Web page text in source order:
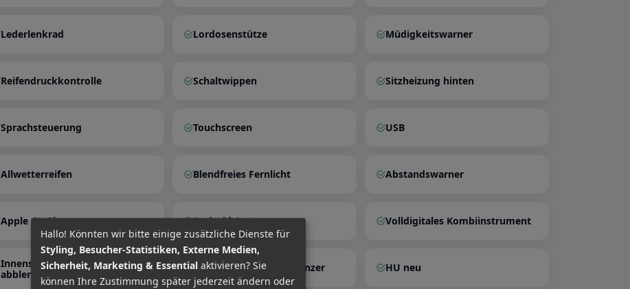
Lederlenkrad Lordosenstütze Müdigkeitswarner
Reifendruckkontrolle Schaltwippen Sitzheizung hinten
Sprachsteuerung Touchscreen USB
Allwetterreifen Blendfreies Fernlicht Abstandswarner
Apple CarPlay Android Auto Volldigitales Kombiinstrument
Innenspiegel autom.
abblendend
Geschwindigkeitsbegrenzer HU neu
Hallo! Könnten wir bitte einige zusätzliche Dienste für
Styling, Besucher-Statistiken, Externe Medien,
Sicherheit, Marketing & Essential aktivieren? Sie
können Ihre Zustimmung später jederzeit ändern oder